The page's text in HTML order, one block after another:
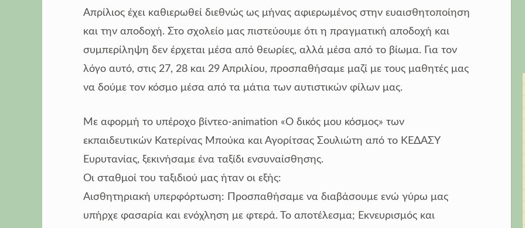
Απρίλιος έχει καθιερωθεί διεθνώς ως μήνας αφιερωμένος στην ευαισθητοποίηση
και την αποδοχή. Στο σχολείο μας πιστεύουμε ότι η πραγματική αποδοχή και
συμπερίληψη δεν έρχεται μέσα από θεωρίες, αλλά μέσα από το βίωμα. Για τον
λόγο αυτό, στις 27, 28 και 29 Απριλίου, προσπαθήσαμε μαζί με τους μαθητές μας
να δούμε τον κόσμο μέσα από τα μάτια των αυτιστικών φίλων μας.
Με αφορμή το υπέροχο βίντεο-animation «Ο δικός μου κόσμος» των
εκπαιδευτικών Κατερίνας Μπούκα και Αγορίτσας Σουλιώτη από το ΚΕΔΑΣΥ
Ευρυτανίας, ξεκινήσαμε ένα ταξίδι ενσυναίσθησης.
Οι σταθμοί του ταξιδιού μας ήταν οι εξής:
Αισθητηριακή υπερφόρτωση: Προσπαθήσαμε να διαβάσουμε ενώ γύρω μας
υπήρχε φασαρία και ενόχληση με φτερά. Το αποτέλεσμα; Εκνευρισμός και